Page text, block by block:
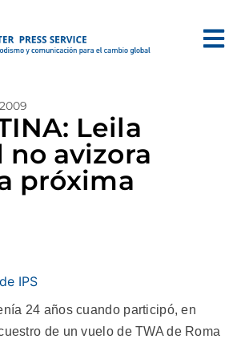
Leila
no avizora
próxima
IPS
24 años cuando participó, en
de un vuelo de TWA de Roma